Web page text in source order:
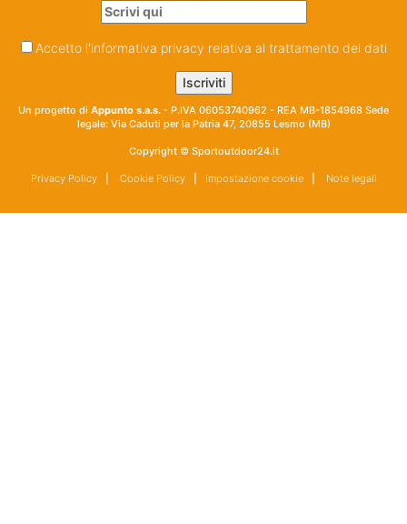
Accetto l'informativa privacy relativa al trattamento dei dati
Un progetto di Appunto s.a.s. - P.IVA 06053740962 - REA MB-1854968 Sede
legale: Via Caduti per la Patria 47, 20855 Lesmo (MB)
Copyright © Sportoutdoor24.it
Privacy Policy| Cookie Policy| Impostazione cookie| Note legali